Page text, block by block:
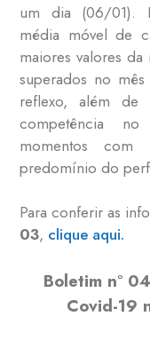
um dia (06/01).
média móvel de
maiores valores
superados no
reflexo, além de
competência
momentos
predomínio do
Para conferir as
03, clique aqui.
Boletim n°
Covid-19